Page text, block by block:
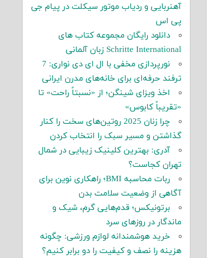
آهنربایی و ردیاب موتور سیکلت در پیام جی
پی اس
دانلود رایگان مجموعه کتاب های
Schritte International زبان آلمانی
نورپردازی مخفی با ال ای دی نواری: 7
ترفند حرفه‌ای برای خانه‌های مدرن ایرانی
اخذ ویزای شینگن؛ از «نسبتاً راحت» تا
«تقریباً کابوس»
چرا زنان 2025 روتین‌های سخت را کنار
گذاشتن و مسیر سبک را انتخاب کردن
آدری: بهترین کلینیک زیبایی در شمال
تهران کجاست؟
ربات محاسبه BMI؛ راهکاری نوین برای
آگاهی از وضعیت سلامت بدن
برتونیکس؛ قدم‌هایی گرم، شیک و
ماندگار در روزهای سرد
خرید هوشمندانه لوازم ورزشی: چگونه
هزینه را نصف و کیفیت را دو برابر کنیم؟